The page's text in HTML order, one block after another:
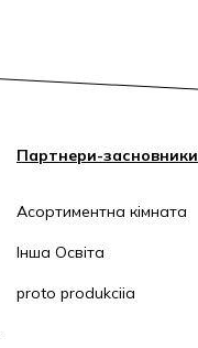
Партнери-засновники
Асортиментна кімната
Інша Освіта
proto produkciia